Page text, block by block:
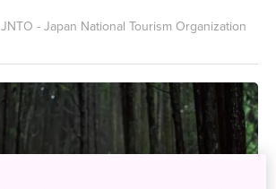
JNTO - Japan National Tourism Organization